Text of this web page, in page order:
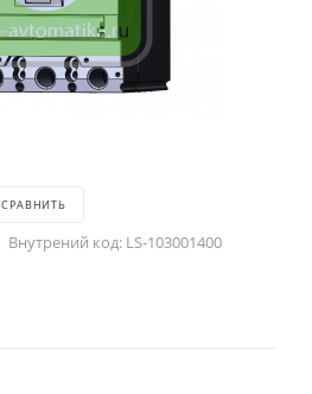
СРАВНИТЬ
Внутрений код: LS-103001400